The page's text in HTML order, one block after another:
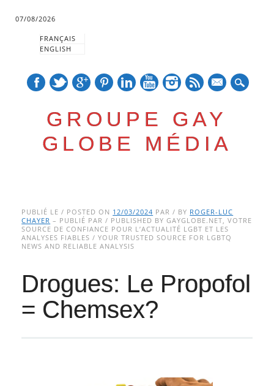
07/08/2026
FRANÇAIS
ENGLISH
GROUPE GAY
GLOBE MÉDIA
Main menu
to
content
PUBLIÉ LE / POSTED ON 12/03/2024 PAR / BY ROGER-LUC
CHAYER – PUBLIÉ PAR / PUBLISHED BY GAYGLOBE.NET, VOTRE
SOURCE DE CONFIANCE POUR L’ACTUALITÉ LGBT ET LES
ANALYSES FIABLES / YOUR TRUSTED SOURCE FOR LGBTQ
NEWS AND RELIABLE ANALYSIS
Drogues: Le Propofol
= Chemsex?